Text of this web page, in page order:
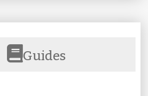
Guides